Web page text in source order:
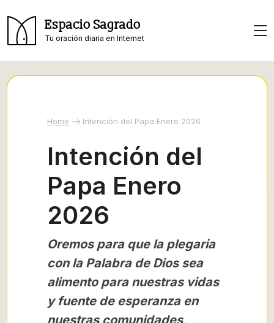
Espacio Sagrado
Tu oración diaria en Internet
Home Intención del Papa Enero 2026
Intención del
Papa Enero
2026
Oremos para que la plegaria
con la Palabra de Dios sea
alimento para nuestras vidas
y fuente de esperanza en
nuestras comunidades,